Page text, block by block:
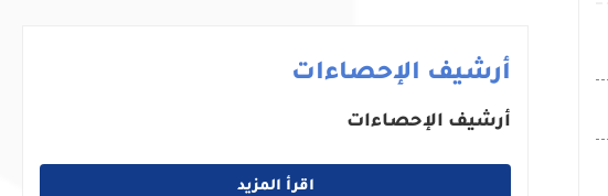
أرشيف الإحصاءات
أرشيف الإحصاءات
اقرأ المزيد